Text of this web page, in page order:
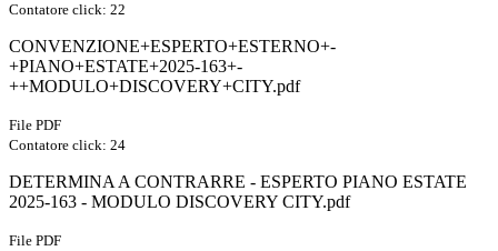
Contatore click: 22
CONVENZIONE+ESPERTO+ESTERNO+-
+PIANO+ESTATE+2025-163+-
++MODULO+DISCOVERY+CITY.pdf
File PDF
Contatore click: 24
DETERMINA A CONTRARRE - ESPERTO PIANO ESTATE
2025-163 - MODULO DISCOVERY CITY.pdf
File PDF